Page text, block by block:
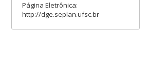
Página Eletrônica:
http://dge.seplan.ufsc.br